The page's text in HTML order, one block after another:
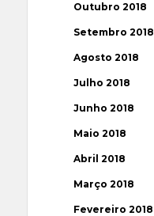
Outubro 2018
Setembro 2018
Agosto 2018
Julho 2018
Junho 2018
Maio 2018
Abril 2018
Março 2018
Fevereiro 2018